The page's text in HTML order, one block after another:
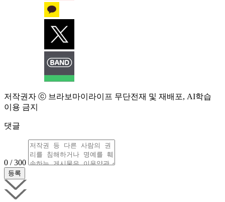
저작권자 ⓒ 브라보마이라이프 무단전재 및 재배포, AI학습
이용 금지
댓글
0 / 300